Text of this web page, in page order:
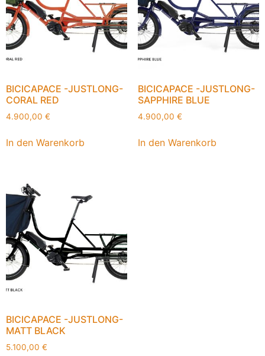
BICICAPACE -JUSTLONG-
CORAL RED
4.900,00 €
In den Warenkorb
BICICAPACE -JUSTLONG-
SAPPHIRE BLUE
4.900,00 €
In den Warenkorb
BICICAPACE -JUSTLONG-
MATT BLACK
5.100,00 €